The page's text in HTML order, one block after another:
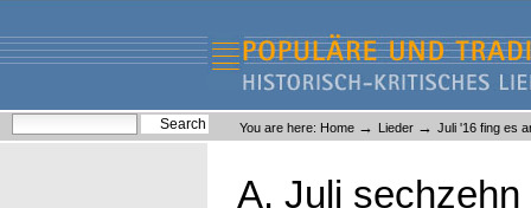
content.
navigation
Liederlexikon
Personal
tools
You are here: Home → Lieder → Juli '16 fing es
A. Juli